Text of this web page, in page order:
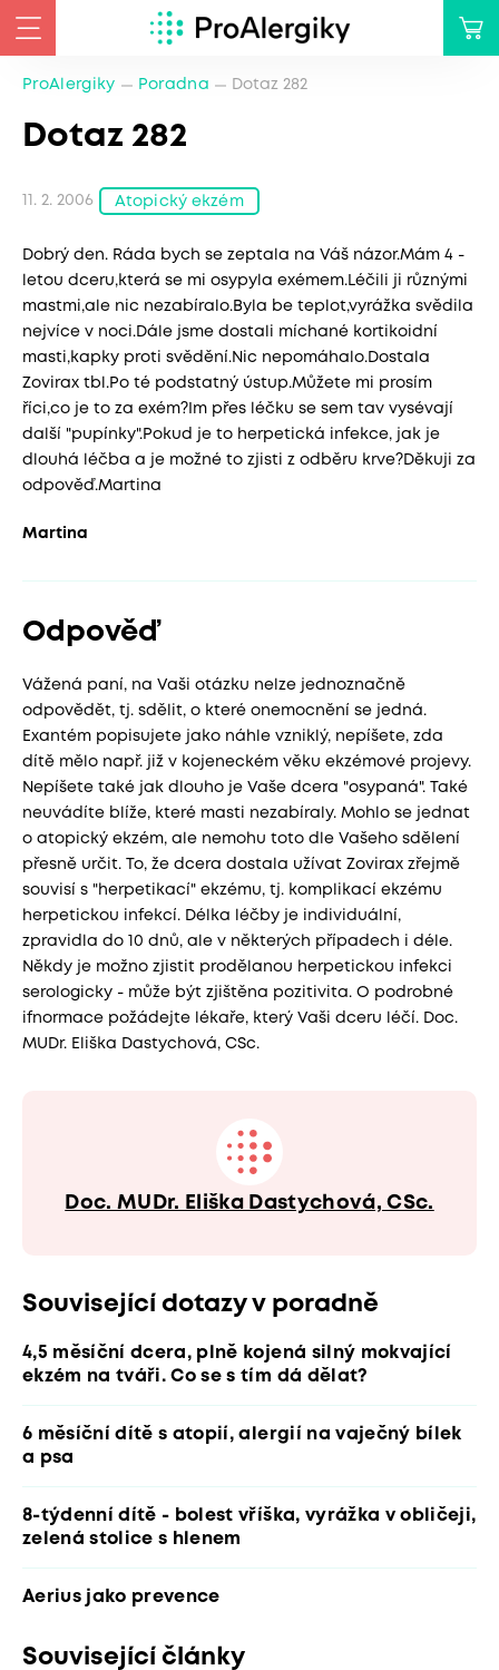
ProAlergiky Poradna Dotaz 282
Dotaz 282
11. 2. 2006 Atopický ekzém
Dobrý den. Ráda bych se zeptala na Váš názor.Mám 4 -
letou dceru,která se mi osypyla exémem.Léčili ji různými
mastmi,ale nic nezabíralo.Byla be teplot,vyrážka svědila
nejvíce v noci.Dále jsme dostali míchané kortikoidní
masti,kapky proti svědění.Nic nepomáhalo.Dostala
Zovirax tbl.Po té podstatný ústup.Můžete mi prosím
říci,co je to za exém?Im přes léčku se sem tav vysévají
další "pupínky".Pokud je to herpetická infekce, jak je
dlouhá léčba a je možné to zjisti z odběru krve?Děkuji za
odpověď.Martina
Martina
Odpověď
Vážená paní, na Vaši otázku nelze jednoznačně
odpovědět, tj. sdělit, o které onemocnění se jedná.
Exantém popisujete jako náhle vzniklý, nepíšete, zda
dítě mělo např. již v kojeneckém věku ekzémové projevy.
Nepíšete také jak dlouho je Vaše dcera "osypaná". Také
neuvádíte blíže, které masti nezabíraly. Mohlo se jednat
o atopický ekzém, ale nemohu toto dle Vašeho sdělení
přesně určit. To, že dcera dostala užívat Zovirax zřejmě
souvisí s "herpetikací" ekzému, tj. komplikací ekzému
herpetickou infekcí. Délka léčby je individuální,
zpravidla do 10 dnů, ale v některých případech i déle.
Někdy je možno zjistit prodělanou herpetickou infekci
serologicky - může být zjištěna pozitivita. O podrobné
ifnormace požádejte lékaře, který Vaši dceru léčí. Doc.
MUDr. Eliška Dastychová, CSc.
Doc. MUDr. Eliška Dastychová, CSc.
Související dotazy v poradně
4,5 měsíční dcera, plně kojená silný mokvající
ekzém na tváři. Co se s tím dá dělat?
6 měsíční dítě s atopií, alergií na vaječný bílek
a psa
8-týdenní dítě - bolest vříška, vyrážka v obličeji,
zelená stolice s hlenem
Aerius jako prevence
Související články